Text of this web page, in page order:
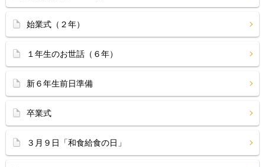
始業式（２年）
１年生のお世話（６年）
新６年生前日準備
卒業式
３月９日「和食給食の日」